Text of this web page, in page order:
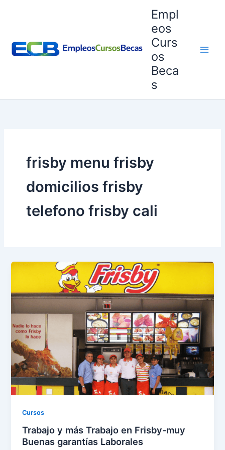
Empl
eos
Curs
os
Beca
s
frisby menu frisby
domicilios frisby
telefono frisby cali
Cursos
Trabajo y más Trabajo en Frisby-muy
Buenas garantías Laborales